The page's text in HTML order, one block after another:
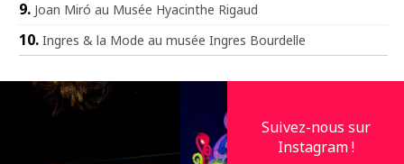
Joan Miró au Musée Hyacinthe Rigaud
Ingres & la Mode au musée Ingres Bourdelle
Suivez-nous sur
Instagram !